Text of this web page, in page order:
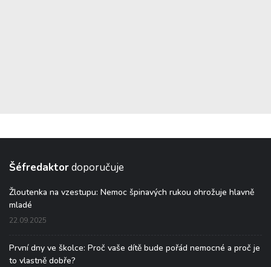
Šéfredaktordoporučuje
Žloutenka na vzestupu: Nemoc špinavých rukou ohrožuje hlavně
mladé
22.09.2025
První dny ve školce: Proč vaše dítě bude pořád nemocné a proč je
to vlastně dobře?